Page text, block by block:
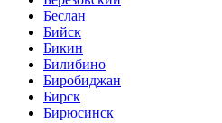
Беслан
Бийск
Бикин
Билибино
Биробиджан
Бирск
Бирюсинск